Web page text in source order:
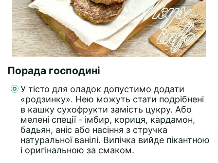
Порада господині
У тісто для оладок допустимо додати
«родзинку». Нею можуть стати подрібнені
в кашку сухофрукти замість цукру. Або
мелені спеції - імбир, кориця, кардамон,
бадьян, аніс або насіння з стручка
натуральної ванілі. Випічка вийде пікантною
і оригінальною за смаком.